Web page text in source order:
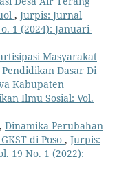
, Jurpis: Jurnal
1 (2024): Januari-
Masyarakat
Dasar Di
Kabupaten
Ilmu Sosial: Vol.
Dinamika Perubahan
di Poso , Jurpis:
19 No. 1 (2022):